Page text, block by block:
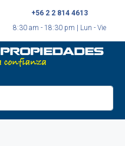
+56 2 2 814 4613
8:30 am - 18:30 pm | Lun - Vie